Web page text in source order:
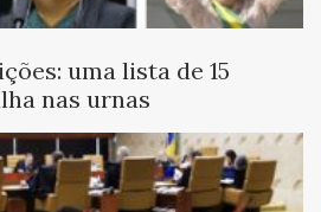
uma lista de 15
nas urnas